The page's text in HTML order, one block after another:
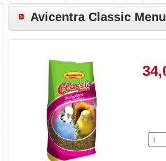
Avicentra Classic